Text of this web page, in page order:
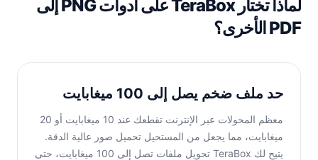
لماذا تختار TeraBox على أدوات PNG إلى
PDF الأخرى؟
حد ملف ضخم يصل إلى 100 ميغابايت
معظم المحولات عبر الإنترنت تقطعك عند 10 ميغابايت أو 20
ميغابايت، مما يجعل من المستحيل تحميل صور عالية الدقة.
يتيح لك TeraBox تحويل ملفات تصل إلى 100 ميغابايت، حتى